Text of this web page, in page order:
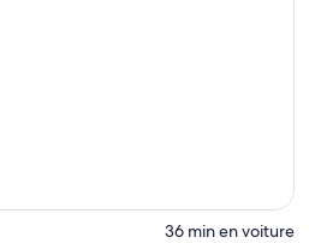
‪36 min en voiture‬